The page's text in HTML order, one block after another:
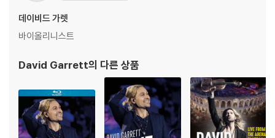
데이비드 가렛
바이올리니스트
David Garrett의 다른 상품